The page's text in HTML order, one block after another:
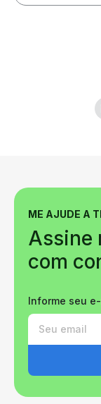
ME AJUDE A
Assine
com
Informe seu